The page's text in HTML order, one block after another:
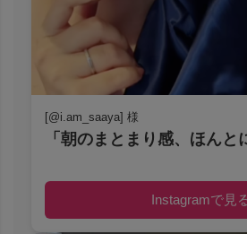
[@i.am_saaya] 様
「朝のまとまり感、ほんと
Instagramで見